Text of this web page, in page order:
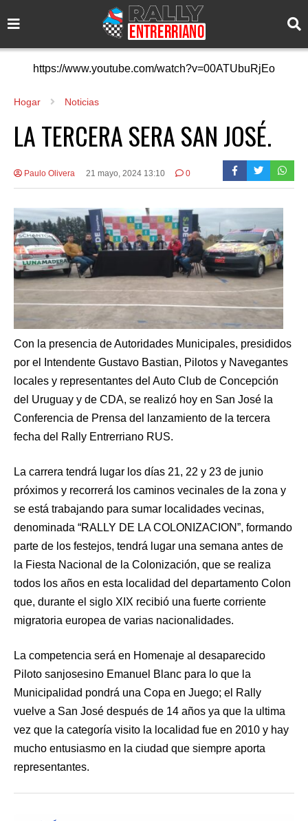
https://www.youtube.com/watch?v=00ATUbuRjEo
Hogar Noticias
LA TERCERA SERA SAN JOSÉ.
Paulo Olivera 21 mayo, 2024 13:10 0
Con la presencia de Autoridades Municipales, presididos
por el Intendente Gustavo Bastian, Pilotos y Navegantes
locales y representantes del Auto Club de Concepción
del Uruguay y de CDA, se realizó hoy en San José la
Conferencia de Prensa del lanzamiento de la tercera
fecha del Rally Entrerriano RUS.
La carrera tendrá lugar los días 21, 22 y 23 de junio
próximos y recorrerá los caminos vecinales de la zona y
se está trabajando para sumar localidades vecinas,
denominada “RALLY DE LA COLONIZACION”, formando
parte de los festejos, tendrá lugar una semana antes de
la Fiesta Nacional de la Colonización, que se realiza
todos los años en esta localidad del departamento Colon
que, durante el siglo XIX recibió una fuerte corriente
migratoria europea de varias nacionalidades.
La competencia será en Homenaje al desaparecido
Piloto sanjosesino Emanuel Blanc para lo que la
Municipalidad pondrá una Copa en Juego; el Rally
vuelve a San José después de 14 años ya que la ultima
vez que la categoría visito la localidad fue en 2010 y hay
mucho entusiasmo en la ciudad que siempre aporta
representantes.